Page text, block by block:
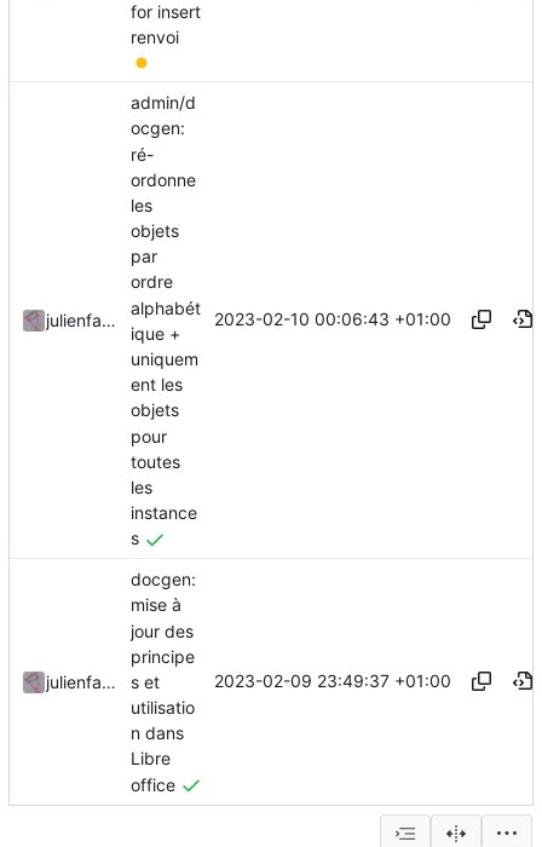
for insert
renvoi
julienfastre
admin/d
ocgen:
ré-
ordonne
les
objets
par
ordre
alphabét
ique +
uniquem
ent les
objets
pour
toutes
les
instance
s
2023-02-10 00:06:43 +01:00
julienfastre
docgen:
mise à
jour des
principe
s et
utilisatio
n dans
Libre
office
2023-02-09 23:49:37 +01:00